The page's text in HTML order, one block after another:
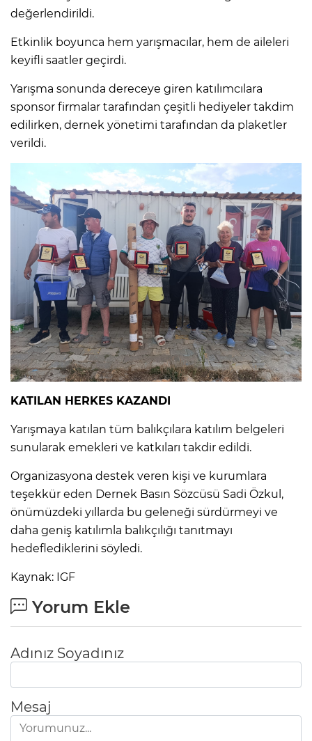
değerlendirildi.
Etkinlik boyunca hem yarışmacılar, hem de aileleri
keyifli saatler geçirdi.
Yarışma sonunda dereceye giren katılımcılara
sponsor firmalar tarafından çeşitli hediyeler takdim
edilirken, dernek yönetimi tarafından da plaketler
verildi.
KATILAN HERKES KAZANDI
Yarışmaya katılan tüm balıkçılara katılım belgeleri
sunularak emekleri ve katkıları takdir edildi.
Organizasyona destek veren kişi ve kurumlara
teşekkür eden Dernek Basın Sözcüsü Sadi Özkul,
önümüzdeki yıllarda bu geleneği sürdürmeyi ve
daha geniş katılımla balıkçılığı tanıtmayı
hedeflediklerini söyledi.
Kaynak: IGF
Yorum Ekle
Adınız Soyadınız
Mesaj